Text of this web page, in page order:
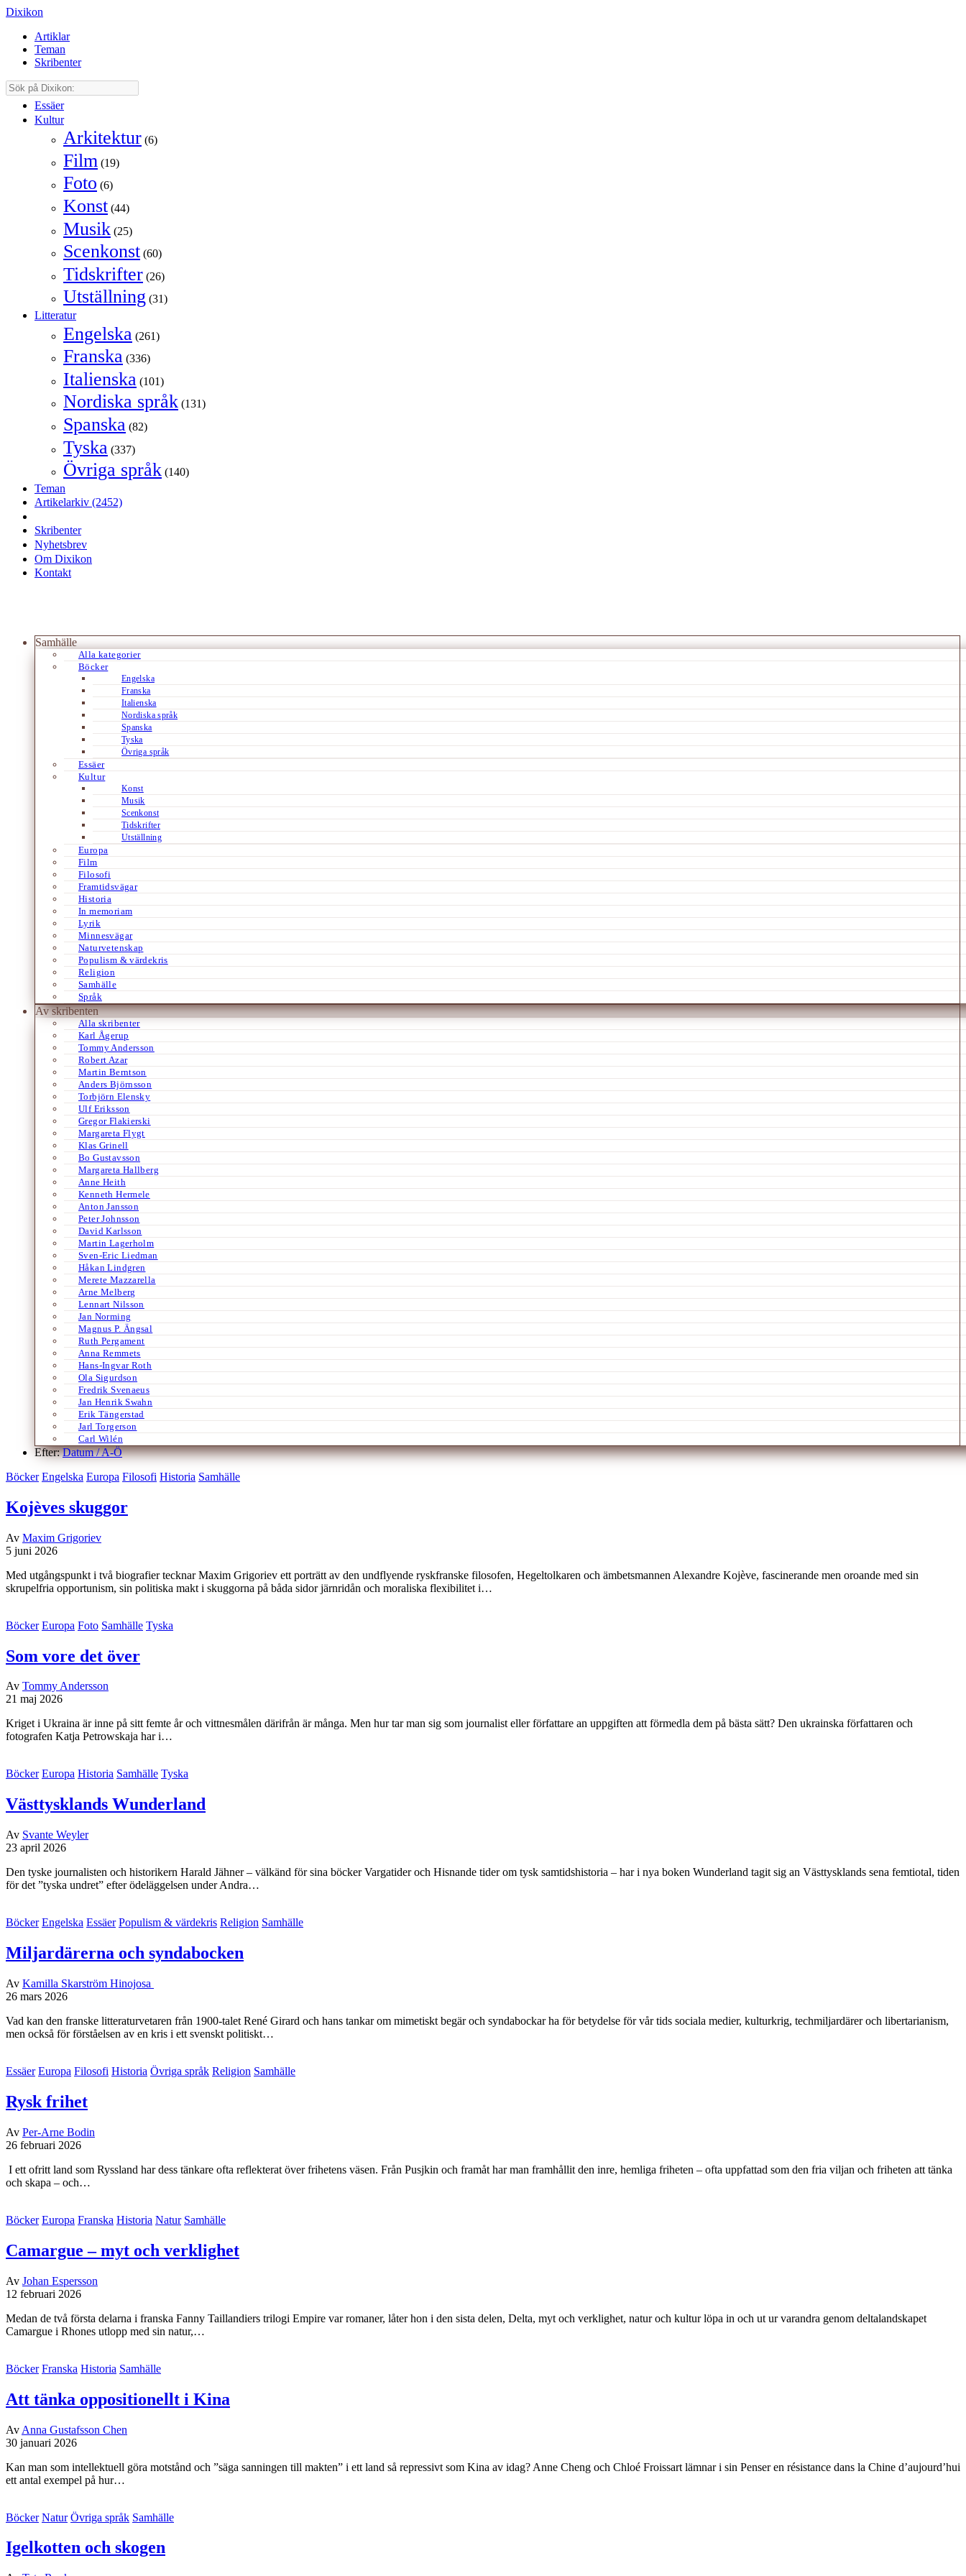
Dixikon
Artiklar
Teman
Skribenter
Essäer
Kultur
Arkitektur (6)
Film (19)
Foto (6)
Konst (44)
Musik (25)
Scenkonst (60)
Tidskrifter (26)
Utställning (31)
Litteratur
Engelska (261)
Franska (336)
Italienska (101)
Nordiska språk (131)
Spanska (82)
Tyska (337)
Övriga språk (140)
Teman
Artikelarkiv (2452)
Skribenter
Nyhetsbrev
Om Dixikon
Kontakt
Samhälle
Alla kategorier
Böcker
Engelska
Franska
Italienska
Nordiska språk
Spanska
Tyska
Övriga språk
Essäer
Kultur
Konst
Musik
Scenkonst
Tidskrifter
Utställning
Europa
Film
Filosofi
Framtidsvägar
Historia
In memoriam
Lyrik
Minnesvägar
Naturvetenskap
Populism & värdekris
Religion
Samhälle
Språk
Av skribenten
Alla skribenter
Karl Ågerup
Tommy Andersson
Robert Azar
Martin Berntson
Anders Björnsson
Torbjörn Elensky
Ulf Eriksson
Gregor Flakierski
Margareta Flygt
Klas Grinell
Bo Gustavsson
Margareta Hallberg
Anne Heith
Kenneth Hermele
Anton Jansson
Peter Johnsson
David Karlsson
Martin Lagerholm
Sven-Eric Liedman
Håkan Lindgren
Merete Mazzarella
Arne Melberg
Lennart Nilsson
Jan Norming
Magnus P. Ängsal
Ruth Pergament
Anna Remmets
Hans-Ingvar Roth
Ola Sigurdson
Fredrik Svenaeus
Jan Henrik Swahn
Erik Tängerstad
Jarl Torgerson
Carl Wilén
Efter:Datum /A-Ö
Böcker Engelska Europa Filosofi Historia Samhälle
Kojèves skuggor
Av Maxim Grigoriev
5 juni 2026
Med utgångspunkt i två biografier tecknar Maxim Grigoriev ett porträtt av den undflyende ryskfranske filosofen, Hegeltolkaren och ämbetsmannen Alexandre Kojève, fascinerande men oroande med sin
skrupelfria opportunism, sin politiska makt i skuggorna på båda sidor järnridån och moraliska flexibilitet i…
Böcker Europa Foto Samhälle Tyska
Som vore det över
Av Tommy Andersson
21 maj 2026
Kriget i Ukraina är inne på sitt femte år och vittnesmålen därifrån är många. Men hur tar man sig som journalist eller författare an uppgiften att förmedla dem på bästa sätt? Den ukrainska författaren och
fotografen Katja Petrowskaja har i…
Böcker Europa Historia Samhälle Tyska
Västtysklands Wunderland
Av Svante Weyler
23 april 2026
Den tyske journalisten och historikern Harald Jähner – välkänd för sina böcker Vargatider och Hisnande tider om tysk samtidshistoria – har i nya boken Wunderland tagit sig an Västtysklands sena femtiotal, tiden
för det ”tyska undret” efter ödeläggelsen under Andra…
Böcker Engelska Essäer Populism & värdekris Religion Samhälle
Miljardärerna och syndabocken
Av Kamilla Skarström Hinojosa
26 mars 2026
Vad kan den franske litteraturvetaren från 1900-talet René Girard och hans tankar om mimetiskt begär och syndabockar ha för betydelse för vår tids sociala medier, kulturkrig, techmiljardärer och libertarianism,
men också för förståelsen av en kris i ett svenskt politiskt…
Essäer Europa Filosofi Historia Övriga språk Religion Samhälle
Rysk frihet
Av Per-Arne Bodin
26 februari 2026
I ett ofritt land som Ryssland har dess tänkare ofta reflekterat över frihetens väsen. Från Pusjkin och framåt har man framhållit den inre, hemliga friheten – ofta uppfattad som den fria viljan och friheten att tänka
och skapa – och…
Böcker Europa Franska Historia Natur Samhälle
Camargue – myt och verklighet
Av Johan Espersson
12 februari 2026
Medan de två första delarna i franska Fanny Taillandiers trilogi Empire var romaner, låter hon i den sista delen, Delta, myt och verklighet, natur och kultur löpa in och ut ur varandra genom deltalandskapet
Camargue i Rhones utlopp med sin natur,…
Böcker Franska Historia Samhälle
Att tänka oppositionellt i Kina
Av Anna Gustafsson Chen
30 januari 2026
Kan man som intellektuell göra motstånd och ”säga sanningen till makten” i ett land så repressivt som Kina av idag? Anne Cheng och Chloé Froissart lämnar i sin Penser en résistance dans la Chine d’aujourd’hui
ett antal exempel på hur…
Böcker Natur Övriga språk Samhälle
Igelkotten och skogen